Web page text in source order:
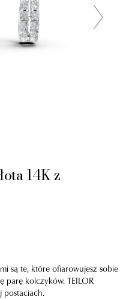
14K z
są te, które ofiarowujesz sobie
parę kolczyków. TEILOR
postaciach.